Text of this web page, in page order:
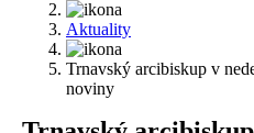
Aktuality
Trnavský arcibiskup v
noviny